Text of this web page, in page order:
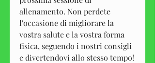
allenamento. Non perdete
l'occasione di migliorare la
vostra salute e la vostra forma
fisica, seguendo i nostri consigli
e divertendovi allo stesso tempo!